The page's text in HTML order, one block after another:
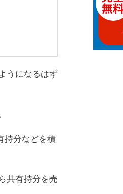
うになるはず
持分などを積
共有持分を売